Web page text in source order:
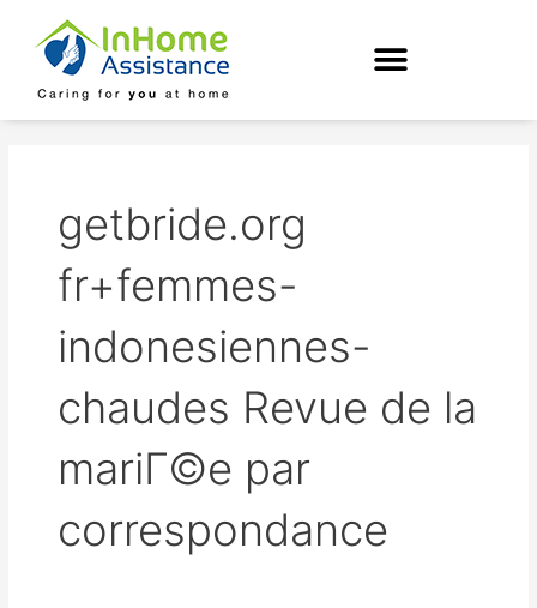
content
getbride.org
fr+femmes-
indonesiennes-
chaudes Revue de la
mariГ©e par
correspondance